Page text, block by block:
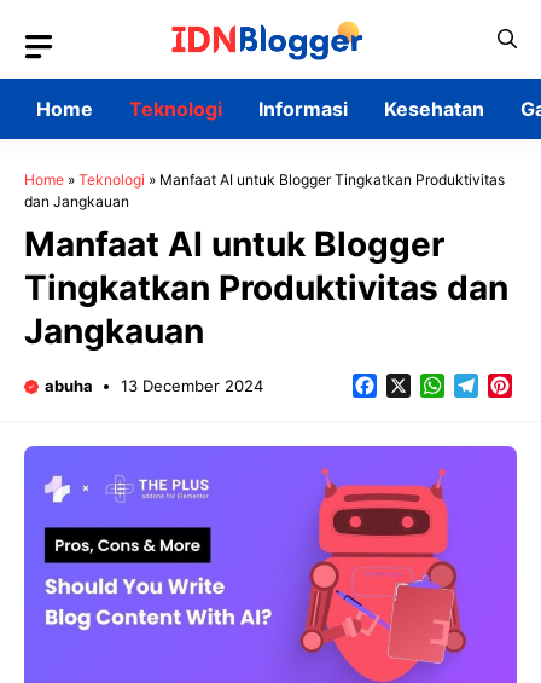
content
Home
Teknologi Informasi Kesehatan
Home » Teknologi » Manfaat AI untuk Blogger Tingkatkan Produktivitas
dan Jangkauan
Manfaat AI untuk Blogger
Tingkatkan Produktivitas dan
Jangkauan
abuha 13 December 2024 FacebookWhatsApp